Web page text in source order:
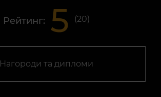
Рейтинг: 5 (20)
Нагороди та дипломи